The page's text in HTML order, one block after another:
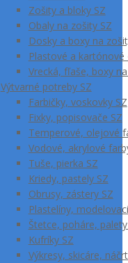
Zošity a bloky SZ
Obaly na zošity SZ
Dosky a boxy na
Plastové a kartónové
Vrecká, fľaše, boxy
Výtvarné potreby SZ
Farbičky, voskovky SZ
Fixky, popisovače SZ
Temperové, olejové
Vodové, akrylové
Tuše, pierka SZ
Kriedy, pastely SZ
Obrusy, zástery SZ
Plastelíny,
Štetce, poháre,
Kufríky SZ
Výkresy, skicáre,